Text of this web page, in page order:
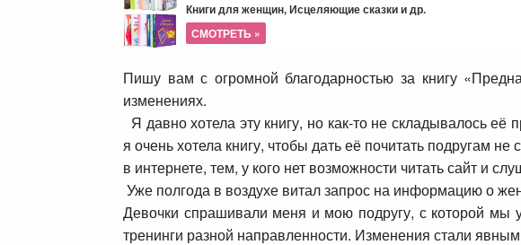
Книги для женщин, Исцеляющие сказки и др.
СМОТРЕТЬ »
Пишу вам с огромной благодарностью за книгу
изменениях.
Я давно хотела эту книгу, но как-то не складывалось её
я очень хотела книгу, чтобы дать её почитать подругам не
в интернете, тем, у кого нет возможности читать сайт и
Уже полгода в воздухе витал запрос на информацию о
Девочки спрашивали меня и мою подругу, с которой мы
тренинги разной направленности. Изменения стали